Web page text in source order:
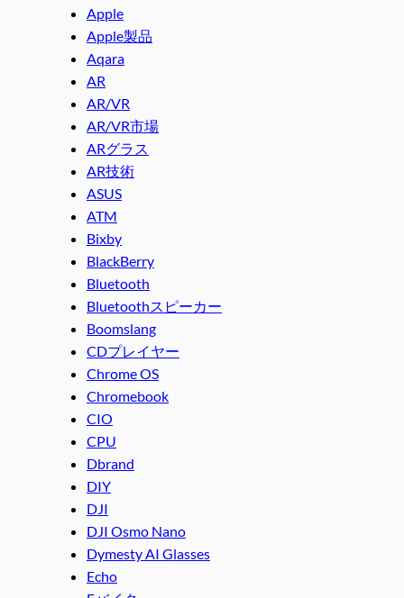
Apple
Apple製品
Aqara
AR
AR/VR
AR/VR市場
ARグラス
AR技術
ASUS
ATM
Bixby
BlackBerry
Bluetooth
Bluetoothスピーカー
Boomslang
CDプレイヤー
Chrome OS
Chromebook
CIO
CPU
Dbrand
DIY
DJI
DJI Osmo Nano
Dymesty AI Glasses
Echo